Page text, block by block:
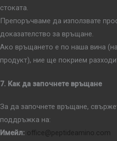
стоката.
Препоръчваме да използвате
доказателство за връщане.
Ако връщането е по наша вина
продукт), ние ще покрием
7. Как да започнете връщане
За да започнете връщане,
поддръжка на:
Имейл: office@peptideamino.com